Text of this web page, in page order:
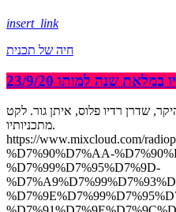
insert_link
חיה של תכנית
שנה למותו 23/9/20
שדרן רדיו פלוס, איתן גור. לקט
מתכניותיו.
https://www.mixcloud.com/
%D7%90%D7%AA-
%D7%99%D7%95%D7%9D-